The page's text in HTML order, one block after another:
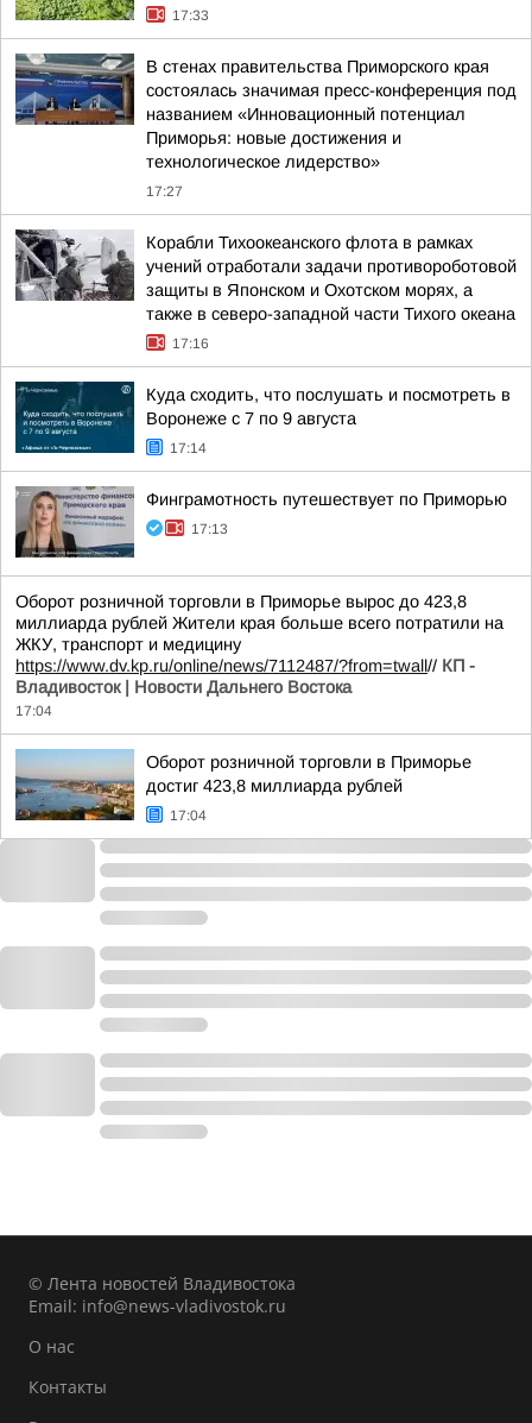
17:33
В стенах правительства Приморского края
состоялась значимая пресс-конференция под
названием «Инновационный потенциал
Приморья: новые достижения и
технологическое лидерство»
17:27
Корабли Тихоокеанского флота в рамках
учений отработали задачи противороботовой
защиты в Японском и Охотском морях, а
также в северо-западной части Тихого океана
17:16
Куда сходить, что послушать и посмотреть в
Воронеже с 7 по 9 августа
17:14
Финграмотность путешествует по Приморью
17:13
Оборот розничной торговли в Приморье вырос до 423,8
миллиарда рублей Жители края больше всего потратили на
ЖКУ, транспорт и медицину
https://www.dv.kp.ru/online/news/7112487/?from=twall// КП -
Владивосток | Новости Дальнего Востока
17:04
Оборот розничной торговли в Приморье
достиг 423,8 миллиарда рублей
17:04
© Лента новостей Владивостока
Email: info@news-vladivostok.ru
О нас
Контакты